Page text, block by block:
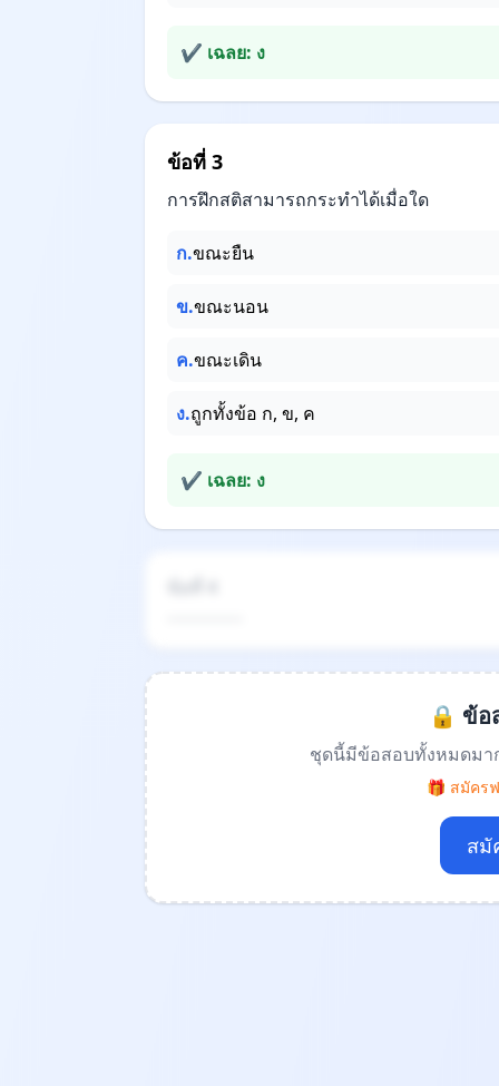
✔ เฉลย: ง
ข้อที่ 3
การฝึกสติสามารถกระทำได้เมื่อใด
ก.ขณะยืน
ข.ขณะนอน
ค.ขณะเดิน
ง.ถูกทั้งข้อ ก, ข, ค
✔ เฉลย: ง
🔒 ข้อ
ชุดนี้มีข้อสอบทั้งหมดมา
🎁 สมัคร
สมั